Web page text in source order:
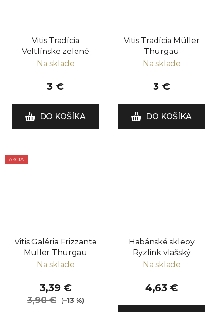
Vitis Tradícia
Veltlínske zelené
Na sklade
3 €
DO KOŠÍKA
Vitis Tradícia Müller
Thurgau
Na sklade
3 €
DO KOŠÍKA
AKCIA
Vitis Galéria Frizzante
Muller Thurgau
Na sklade
3,39 €
3,90 € (–13 %)
Habánské sklepy
Ryzlink vlašský
Na sklade
4,63 €